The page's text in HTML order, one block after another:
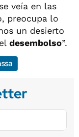
veía en las
preocupa lo
un desierto
desembolso”.